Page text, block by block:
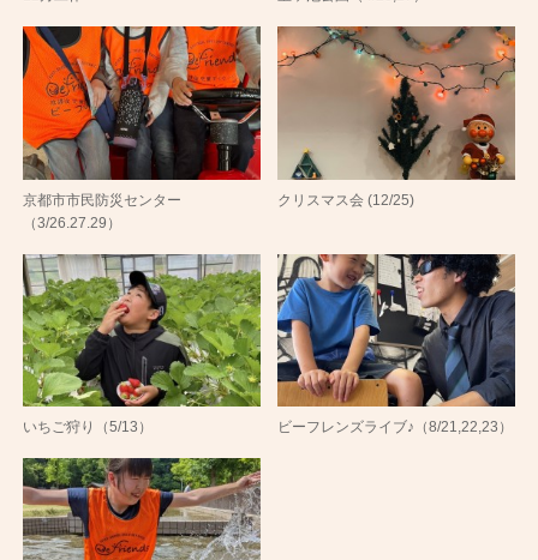
京都市市民防災センター
（3/26.27.29）
クリスマス会 (12/25)
いちご狩り（5/13） ビーフレンズライブ♪（8/21,22,23）